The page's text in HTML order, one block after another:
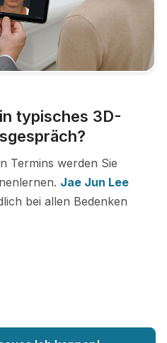
typisches 3D-
Termins werden Sie
Jae Jun Lee
bei allen Bedenken